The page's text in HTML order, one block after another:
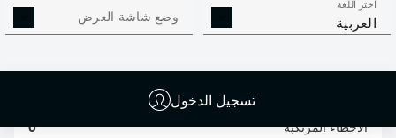
اختر اللغة
العربية وضع شاشة العرض
تسجيل الدخول
الافتكاكات الناجحة
الأخطاء المرتكبة 0